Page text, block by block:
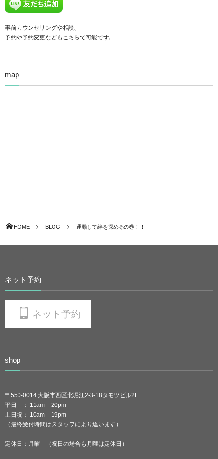
事前カウンセリングや相談、
予約や予約変更などもこちらで可能です。
map
HOME BLOG 運動して絆を深めるの巻！！
ネット予約
ネット予約
shop
〒550-0014 大阪市西区北堀江2-3-18タモツビル2F
平日 ： 11am – 20pm
土日祝： 10am – 19pm
（最終受付時間はスタッフにより違います）
定休日：月曜 （祝日の場合も月曜は定休日）